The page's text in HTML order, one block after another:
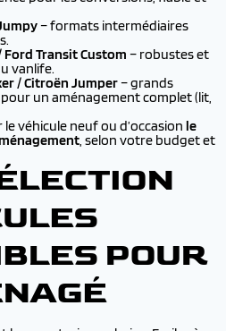
– formats intermédiaires
Transit Custom – robustes et
vanlife.
/ Citroën Jumper– grands
un aménagement complet (lit,
véhicule neuf ou d’occasion le
, selon votre budget et
POUR